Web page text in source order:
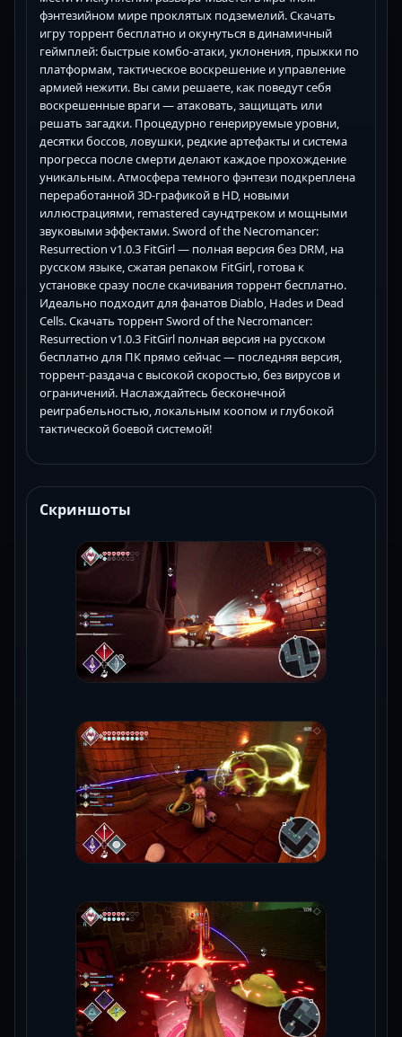
фэнтезийном мире проклятых подземелий. Скачать
игру торрент бесплатно и окунуться в динамичный
геймплей: быстрые комбо-атаки, уклонения, прыжки по
платформам, тактическое воскрешение и управление
армией нежити. Вы сами решаете, как поведут себя
воскрешенные враги — атаковать, защищать или
решать загадки. Процедурно генерируемые уровни,
десятки боссов, ловушки, редкие артефакты и система
прогресса после смерти делают каждое прохождение
уникальным. Атмосфера темного фэнтези подкреплена
переработанной 3D-графикой в HD, новыми
иллюстрациями, remastered саундтреком и мощными
звуковыми эффектами. Sword of the Necromancer:
Resurrection v1.0.3 FitGirl — полная версия без DRM, на
русском языке, сжатая репаком FitGirl, готова к
установке сразу после скачивания торрент бесплатно.
Идеально подходит для фанатов Diablo, Hades и Dead
Cells. Скачать торрент Sword of the Necromancer:
Resurrection v1.0.3 FitGirl полная версия на русском
бесплатно для ПК прямо сейчас — последняя версия,
торрент-раздача с высокой скоростью, без вирусов и
ограничений. Наслаждайтесь бесконечной
реиграбельностью, локальным коопом и глубокой
тактической боевой системой!
Скриншоты